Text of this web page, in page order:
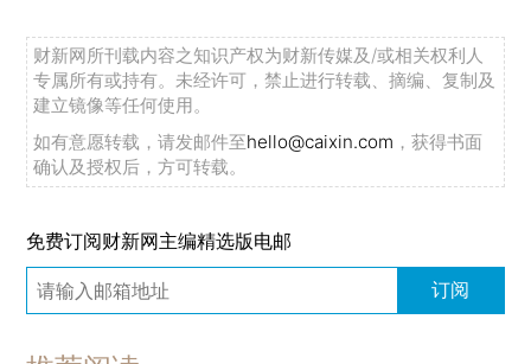
财新网所刊载内容之知识产权为财新传媒及/或相关权利人
专属所有或持有。未经许可，禁止进行转载、摘编、复制及
建立镜像等任何使用。
如有意愿转载，请发邮件至hello@caixin.com ，获得书面
确认及授权后，方可转载。
免费订阅财新网主编精选版电邮
订阅